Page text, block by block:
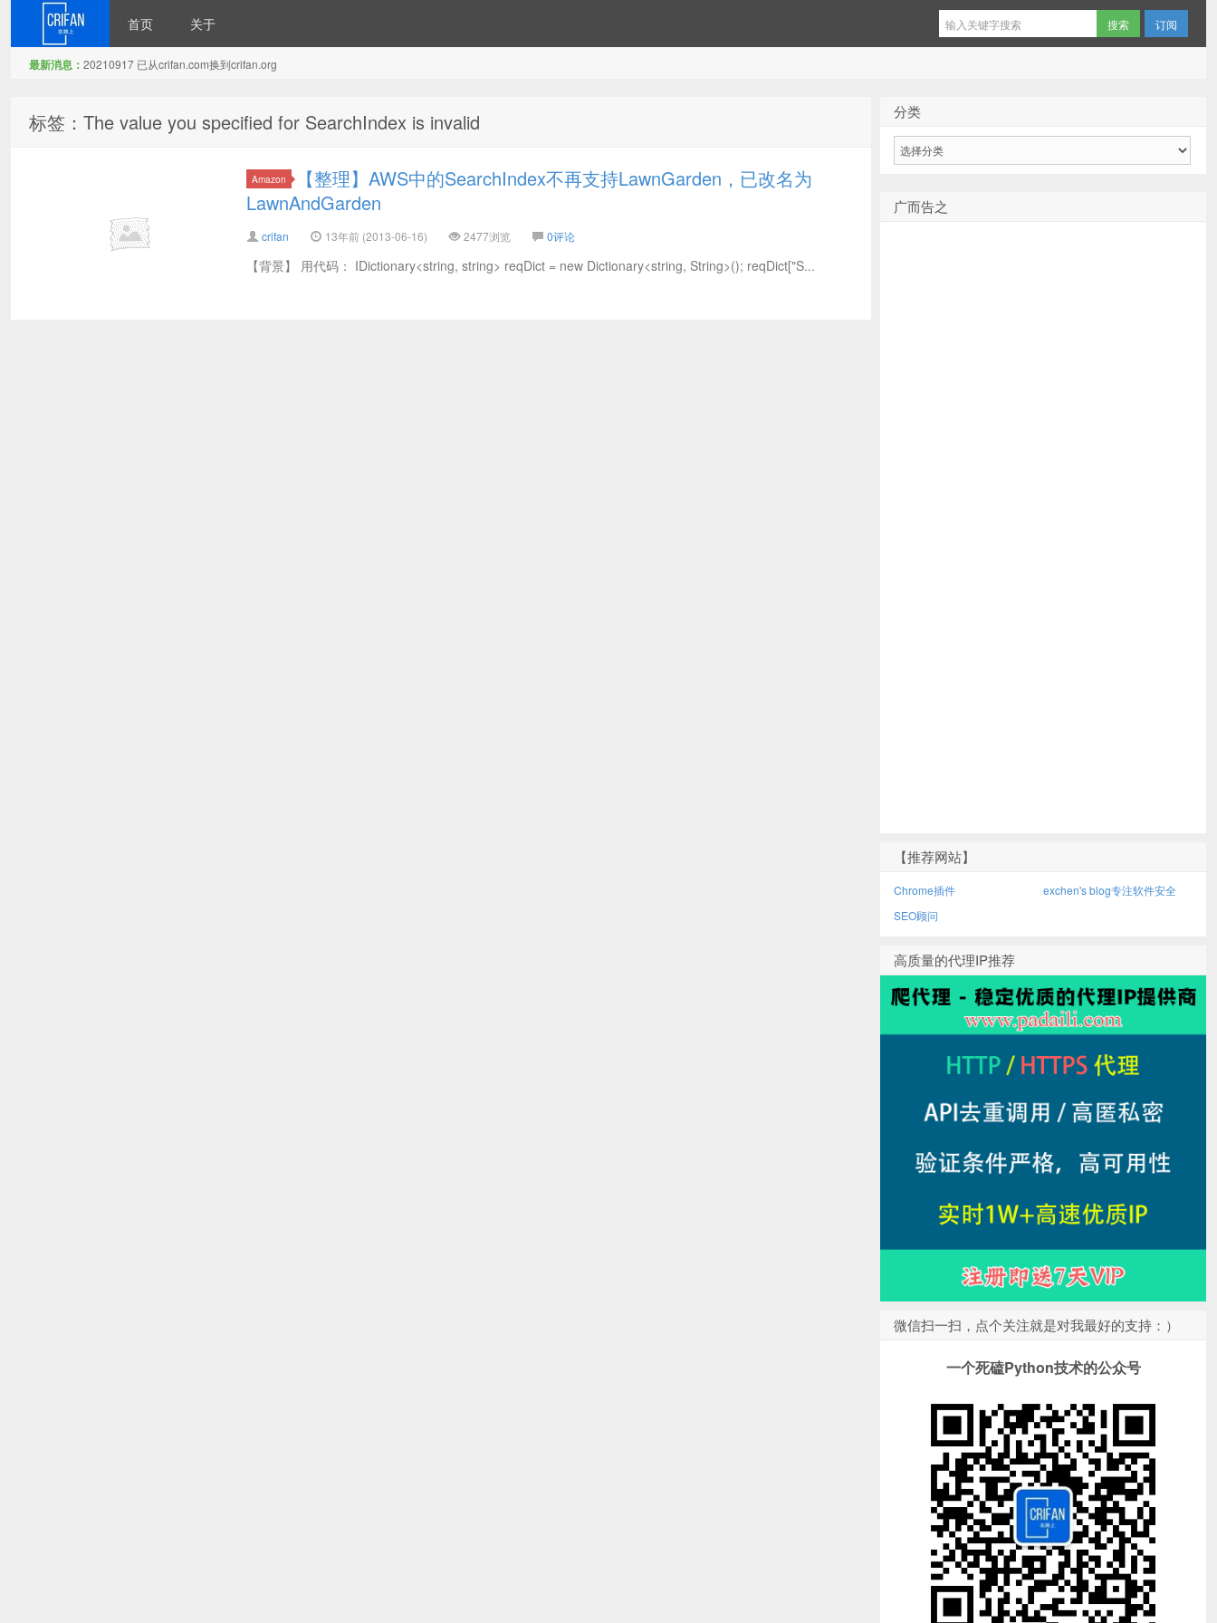
首页 关于 订阅
最新消息： 20210917 已从crifan.com换到crifan.org
标签：The value you specified for SearchIndex is invalid
Amazon
【整理】AWS中的SearchIndex不再支持LawnGarden，已改名为
LawnAndGarden
crifan 13年前 (2013-06-16) 2477浏览 0评论
【背景】 用代码： IDictionary<string, string> reqDict = new Dictionary<string, String>(); reqDict["S...
分类
广而告之
【推荐网站】
Chrome插件
exchen's blog专注软件安全
SEO顾问
高质量的代理IP推荐
微信扫一扫，点个关注就是对我最好的支持：）
一个死磕Python技术的公众号